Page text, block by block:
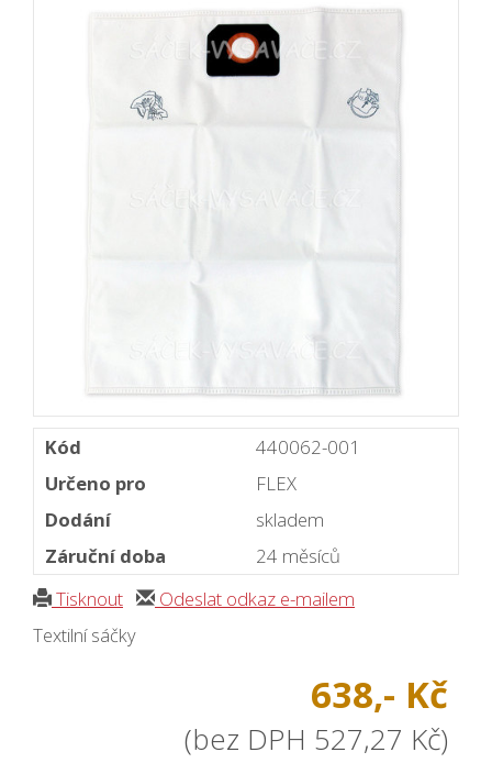
Kód
440062-001
Určeno pro
FLEX
Dodání
skladem
Záruční doba
24 měsíců
Tisknout
Odeslat odkaz e-mailem
Textilní sáčky
638,- Kč
(bez DPH 527,27 Kč)